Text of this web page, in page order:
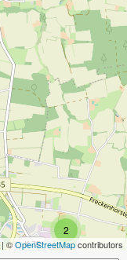
2
| ©OpenStreetMapcontributors